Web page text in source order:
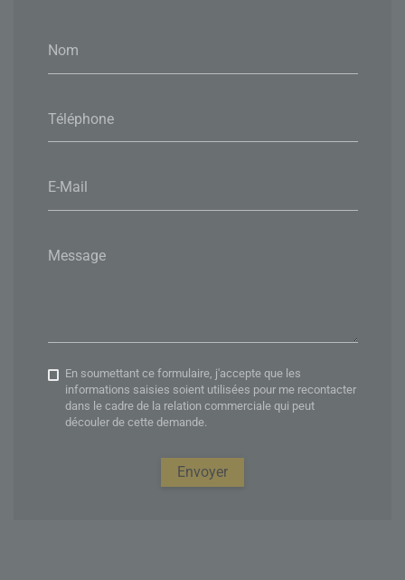
Nom
Téléphone
E-Mail
Message
En soumettant ce formulaire, j'accepte que les
informations saisies soient utilisées pour me recontacter
dans le cadre de la relation commerciale qui peut
découler de cette demande.
Envoyer